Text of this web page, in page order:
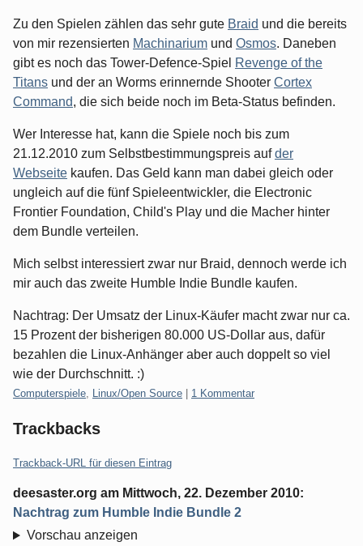
Zu den Spielen zählen das sehr gute Braid und die bereits
von mir rezensierten Machinarium und Osmos. Daneben
gibt es noch das Tower-Defence-Spiel Revenge of the
Titans und der an Worms erinnernde Shooter Cortex
Command, die sich beide noch im Beta-Status befinden.
Wer Interesse hat, kann die Spiele noch bis zum
21.12.2010 zum Selbstbestimmungspreis aufder
Webseite kaufen. Das Geld kann man dabei gleich oder
ungleich auf die fünf Spieleentwickler, die Electronic
Frontier Foundation, Child's Play und die Macher hinter
dem Bundle verteilen.
Mich selbst interessiert zwar nur Braid, dennoch werde ich
mir auch das zweite Humble Indie Bundle kaufen.
Nachtrag: Der Umsatz der Linux-Käufer macht zwar nur ca.
15 Prozent der bisherigen 80.000 US-Dollar aus, dafür
bezahlen die Linux-Anhänger aber auch doppelt so viel
wie der Durchschnitt. :)
Kategorien:
Computerspiele, Linux/Open Source 1 Kommentar
Trackbacks
Trackback-URL für diesen Eintrag
deesaster.org am Mittwoch, 22. Dezember 2010:
Nachtrag zum Humble Indie Bundle 2
Vorschau anzeigen